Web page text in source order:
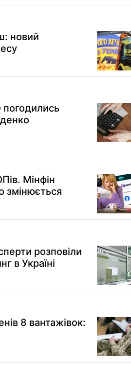
новий
Мінфін
змінюється
розповіли
в Україні
8 вантажівок: